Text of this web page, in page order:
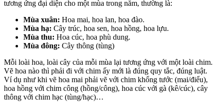
tương ứng đại diện cho một mùa trong năm, thường là:
Mùa xuân: Hoa mai, hoa lan, hoa đào.
Mùa hạ: Cây trúc, hoa sen, hoa hồng, hoa lựu.
Mùa thu: Hoa cúc, hoa phù dung.
Mùa đông: Cây thông (tùng)
Mỗi loài hoa, loài cây của mỗi mùa lại tương ứng với một loài chim.
Vẽ hoa nào thì phải đi với chim ấy mới là đúng quy tắc, đúng luật.
Ví dụ như khi vẽ hoa mai phải vẽ với chim khổng tước (mai/điểu),
hoa hồng với chim công (hồng/công), hoa cúc với gà (kê/cúc), cây
thông với chim hạc (tùng/hạc)…